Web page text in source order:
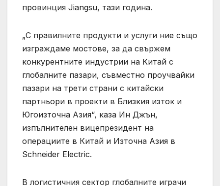
провинция Jiangsu, тази година.
„С правилните продукти и услуги ние също
изграждаме мостове, за да свържем
конкурентните индустрии на Китай с
глобалните пазари, съвместно проучвайки
пазари на трети страни с китайски
партньори в проекти в Близкия изток и
Югоизточна Азия“, каза Ин Джън,
изпълнителен вицепрезидент на
операциите в Китай и Източна Азия в
Schneider Electric.
В логистичния сектор глобалните играчи